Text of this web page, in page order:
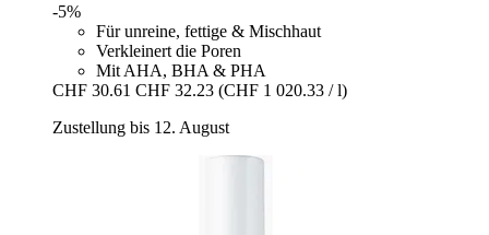
-5%
Für unreine, fettige & Mischhaut
Verkleinert die Poren
Mit AHA, BHA & PHA
CHF 30.61 CHF 32.23 (CHF 1 020.33 / l)
Zustellung bis 12. August